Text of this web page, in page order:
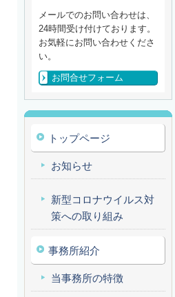
メールでのお問い合わせは、
24時間受け付けております。
お気軽にお問い合わせくださ
い。
お問合せフォーム
トップページ
お知らせ
新型コロナウイルス対
策への取り組み
事務所紹介
当事務所の特徴